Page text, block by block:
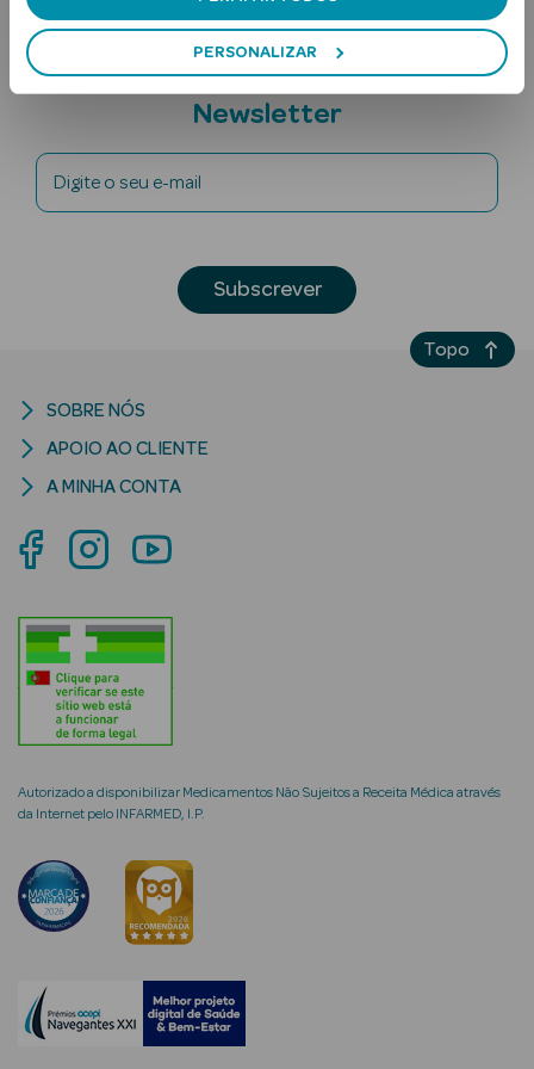
PERSONALIZAR
Lábios
Criança
Rosto e
Ver Tudo
Rosto
Hidratantes
Séruns Faciais
Anti-
envelhecimento
Subscreva a
Newsletter
Digite o seu e-mail
Subscrever
Autorizado a disponibilizar Medicamentos Não Sujeitos a Receita Médica através
da Internet pelo INFARMED, I.P.
SOBRE NÓS
APOIO AO CLIENTE
A MINHA CONTA
Topo